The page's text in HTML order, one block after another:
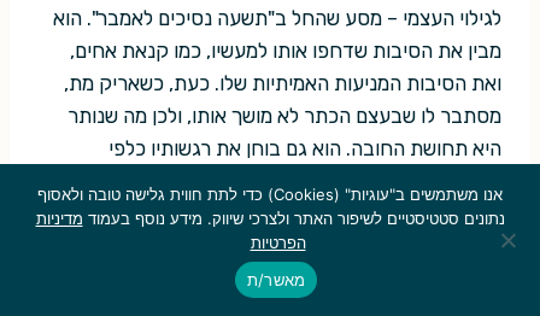
לגילוי העצמי – מסע שהחל ב"תשעה נסיכים לאמבר". הוא
מבין את הסיבות שדחפו אותו למעשיו, כמו קנאת אחים,
ואת הסיבות המניעות האמיתיות שלו. כעת, כשאריק מת,
מסתבר לו שבעצם הכתר לא מושך אותו, ולכן מה שנותר
היא תחושת החובה. הוא גם בוחן את רגשותיו כלפי
המשפחה וכלפי אביו. בהזדמנות זאת שקורווין השיג הבנה
עצמית, הוא גם נפגש עם דוורקין וכך זוכה להבנה טובה
יותר על המבנה היסודי של היקום של אמבר, על יצירת
הדגם מתוך התוהו (עמ' 64), ועל הדרכים לתקן את הנזק
אנו משתמשים ב"עוגיות" (Cookies) כדי לתת חווית גלישה טובה ולאסוף
נתונים סטטיסטיים לשיפור האתר ולצרכי שיווק. מידע נוסף בעמוד מדיניות
הפרטיות
מאשר/ת